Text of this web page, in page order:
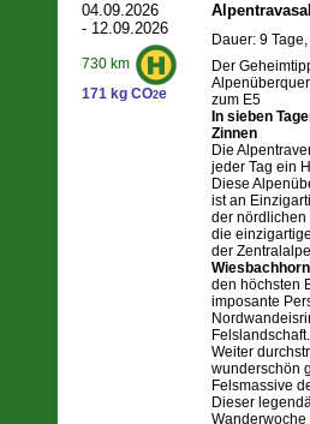
04.09.2026
- 12.09.2026
730 km
171 kg CO2e
Dauer: 9
Der
zum E5
In sieben
Zinnen
Die
jeder Tag ein
Diese
ist an
der
die
der
den höchsten
imposante
Felslandschaft.
Weiter
wunderschön
Felsmassive
Dieser